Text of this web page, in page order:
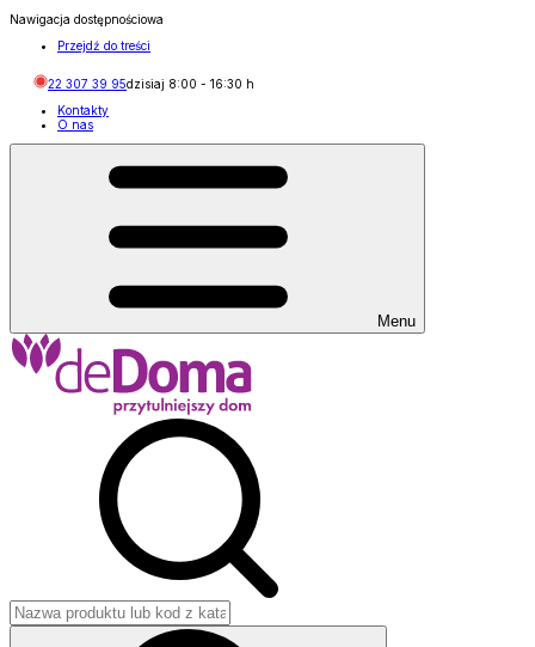
Nawigacja dostępnościowa
Przejdź do treści
22 307 39 95dzisiaj 8:00 - 16:30 h
Kontakty
O nas
Menu